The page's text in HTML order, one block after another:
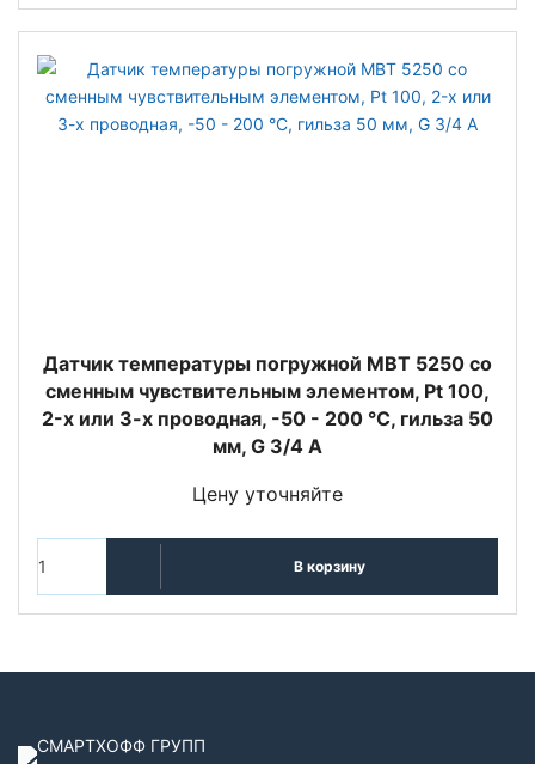
Датчик температуры погружной MBT 5250 со
сменным чувствительным элементом, Pt 100,
2-х или 3-х проводная, -50 - 200 °C, гильза 50
мм, G 3/4 A
Цену уточняйте
В корзину